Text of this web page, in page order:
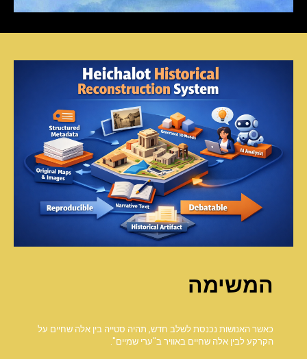
המשימה
כאשר האנושות נכנסת לשלב חדש, תהיה סטייה בין אלה שחיים על
הקרקע לבין אלה שחיים באוויר ב"ערי שמיים".